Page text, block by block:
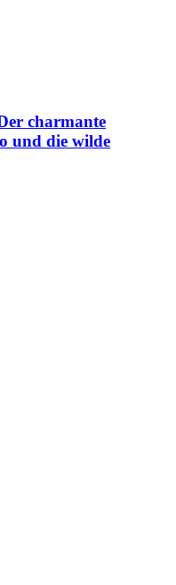
charmante
und die wilde